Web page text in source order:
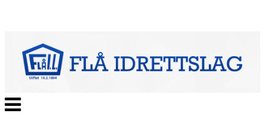
Veksle
navigasjon